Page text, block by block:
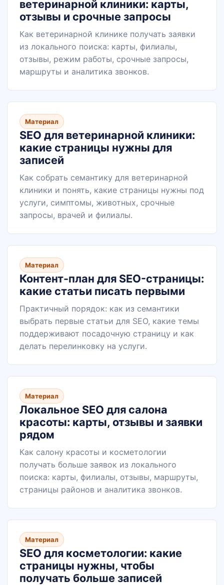
ветеринарной клиники: карты,
отзывы и срочные запросы
Как ветеринарной клинике получать заявки
из локального поиска: карты, филиалы,
отзывы, режим работы, срочные запросы,
маршруты и аналитика звонков.
Материал
SEO для ветеринарной клиники:
какие страницы нужны для
записей
Как собрать семантику для ветеринарной
клиники и понять, какие страницы нужны под
услуги, симптомы, животных, срочные
запросы, врачей и филиалы.
Материал
Контент-план для SEO-страницы:
какие статьи писать первыми
Практичный порядок: как из семантики
выбрать первые статьи для SEO, какие темы
поддерживают посадочную страницу и как
делать перелинковку на услуги.
Материал
Локальное SEO для салона
красоты: карты, отзывы и заявки
рядом
Как салону красоты и косметологии
получать больше заявок из локального
поиска: карты, филиалы, отзывы, маршруты,
страницы районов и аналитика звонков.
Материал
SEO для косметологии: какие
страницы нужны, чтобы
получать больше записей